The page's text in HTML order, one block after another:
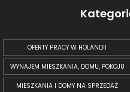
OFERTY PRACY W HOLANDII
WYNAJEM MIESZKANIA, DOMU, POKOJU
MIESZKANIA I DOMY NA SPRZEDAŻ